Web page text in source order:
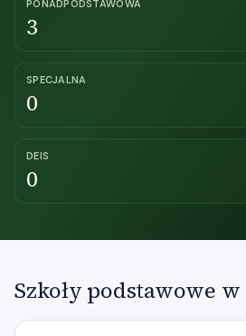
PONADPODSTAWOWA
3
SPECJALNA
0
DEIS
0
Szkoły podstawowe w
Culmullen NS Home